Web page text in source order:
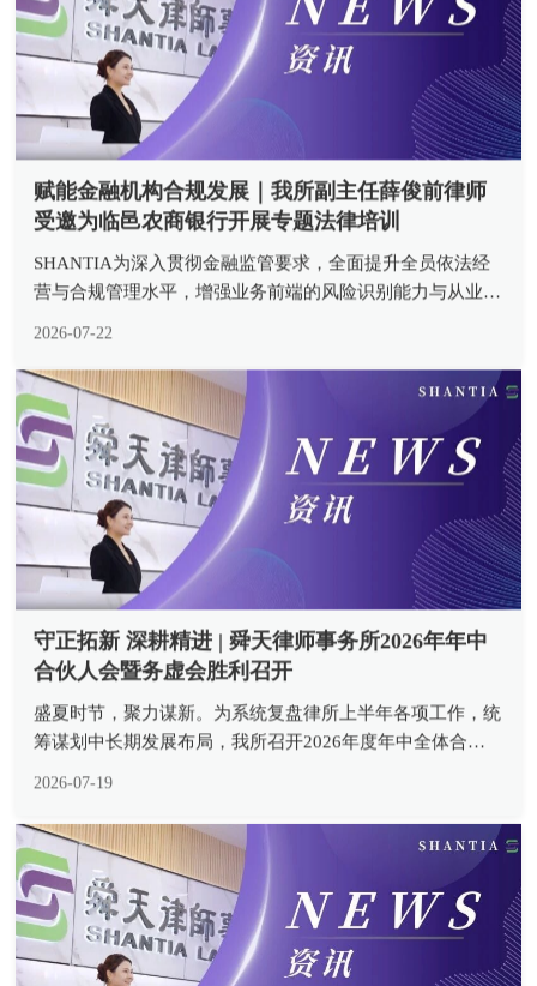
赋能金融机构合规发展｜我所副主任薛俊前律师
受邀为临邑农商银行开展专题法律培训
SHANTIA为深入贯彻金融监管要求，全面提升全员依法经
营与合规管理水平，增强业务前端的风险识别能力与从业人
2026-07-22
守正拓新 深耕精进 | 舜天律师事务所2026年年中
合伙人会暨务虚会胜利召开
盛夏时节，聚力谋新。为系统复盘律所上半年各项工作，统
筹谋划中长期发展布局，我所召开2026年度年中全体合伙
题研讨凝聚发展共识，全方位...
2026-07-19